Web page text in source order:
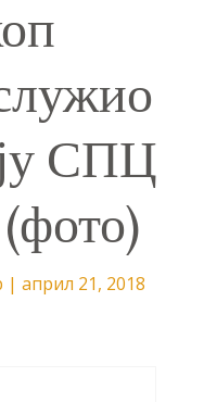
СПЦ
| април 21, 2018